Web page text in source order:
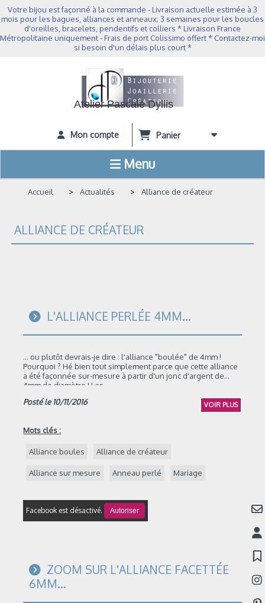
Votre bijou est façonné à la commande - Livraison actuelle estimée à 3
mois pour les bagues, alliances et anneaux; 3 semaines pour les boucles
d'oreilles, bracelets, pendentifs et colliers * Livraison France
Métropolitaine uniquement - Frais de port Colissimo offert * Contactez-moi
si besoin d'un délais plus court *
Atelier Pascale Dyllis
Mon compte Panier
Menu
Accueil Actualités Alliance de créateur
ALLIANCE DE CRÉATEUR
L'ALLIANCE PERLÉE 4MM...
... ou plutôt devrais-je dire : l'alliance "boulée" de 4mm !
Pourquoi ? Hé bien tout simplement parce que cette alliance
a été façonnée sur-mesure à partir d'un jonc d'argent de
4mm de diamètre ! Les...
Posté le 10/11/2016
VOIR PLUS
Mots clés :
Alliance boules Alliance de créateur
Alliance sur mesure Anneau perlé Mariage
Facebook est désactivé. Autoriser
ZOOM SUR L'ALLIANCE FACETTÉE
6MM...
Panneau de gestion des cookies